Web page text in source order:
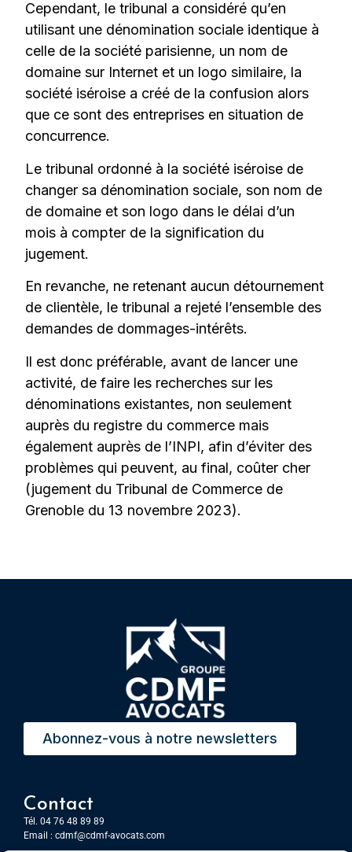
Cependant, le tribunal a considéré qu’en
utilisant une dénomination sociale identique à
celle de la société parisienne, un nom de
domaine sur Internet et un logo similaire, la
société iséroise a créé de la confusion alors
que ce sont des entreprises en situation de
concurrence.
Le tribunal ordonné à la société iséroise de
changer sa dénomination sociale, son nom de
de domaine et son logo dans le délai d’un
mois à compter de la signification du
jugement.
En revanche, ne retenant aucun détournement
de clientèle, le tribunal a rejeté l’ensemble des
demandes de dommages-intérêts.
Il est donc préférable, avant de lancer une
activité, de faire les recherches sur les
dénominations existantes, non seulement
auprès du registre du commerce mais
également auprès de l’INPI, afin d’éviter des
problèmes qui peuvent, au final, coûter cher
(jugement du Tribunal de Commerce de
Grenoble du 13 novembre 2023).
Abonnez-vous à notre newsletters
Contact
Tél. 04 76 48 89 89
Email : cdmf@cdmf-avocats.com